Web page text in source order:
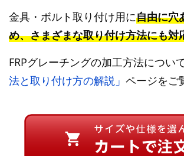
金具・ボルト取り付け用に自由に穴
め、さまざまな取り付け方法にも対
FRPグレーチングの加工方法について
法と取り付け方の解説」 ページをご